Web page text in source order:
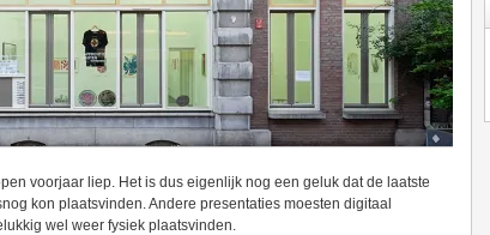
voorjaar liep. Het is dus eigenlijk nog een geluk dat de laatste
kon plaatsvinden. Andere presentaties moesten digitaal
wel weer fysiek plaatsvinden.